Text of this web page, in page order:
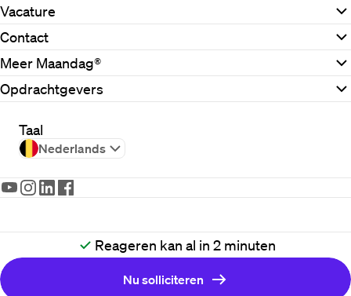
Reageren kan al in 2 minuten
Nu solliciteren
Vacature
Contact
Meer Maandag®
Opdrachtgevers
Taal
Nederlands
Maandag®
Disclaimer
Cookiebeleid